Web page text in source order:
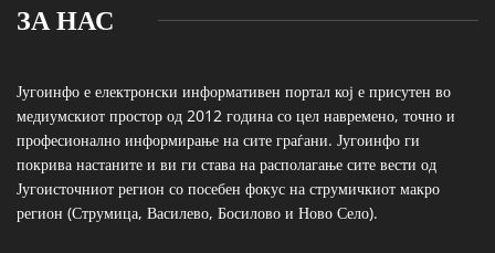
ЗА НАС
Југоинфо е електронски информативен портал кој е присутен во
медиумскиот простор од 2012 година со цел навремено, точно и
професионално информирање на сите граѓани. Југоинфо ги
покрива настаните и ви ги става на располагање сите вести од
Југоисточниот регион со посебен фокус на струмичкиот макро
регион (Струмица, Василево, Босилово и Ново Село).